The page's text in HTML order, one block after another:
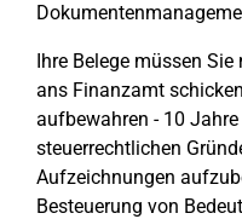
Ihre Belege müssen
ans Finanzamt
aufbewahren - 10
steuerrechtlichen
Aufzeichnungen
Besteuerung von